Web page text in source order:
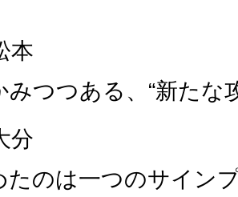
本
みつつある、“新たな
分
たのは一つのサイン